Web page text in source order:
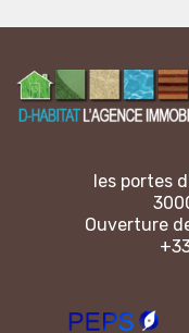
les portes
Ouverture